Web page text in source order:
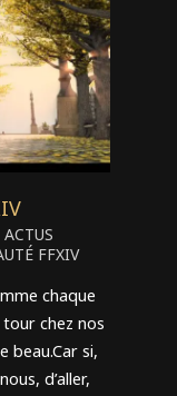
ACTUS
FFXIV
chaque
chez nos
beau.Car si,
d’aller,